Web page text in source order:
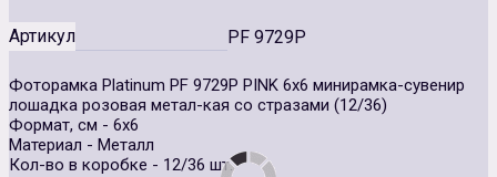
Артикул PF 9729Р
Фоторамка Platinum PF 9729Р PINK 6х6 минирамка-сувенир
лошадка розовая метал-кая со стразами (12/36)
Формат, см - 6x6
Материал - Металл
Кол-во в коробке - 12/36 шт.